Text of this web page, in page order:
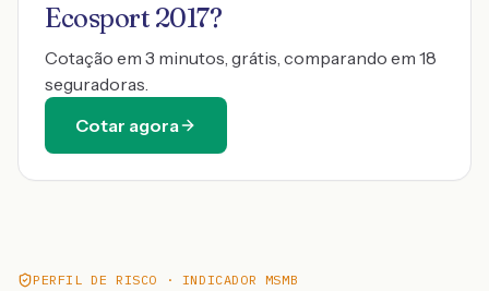
Ecosport 2017?
Cotação em 3 minutos, grátis, comparando em 18
seguradoras.
Cotar agora
PERFIL DE RISCO · INDICADOR MSMB